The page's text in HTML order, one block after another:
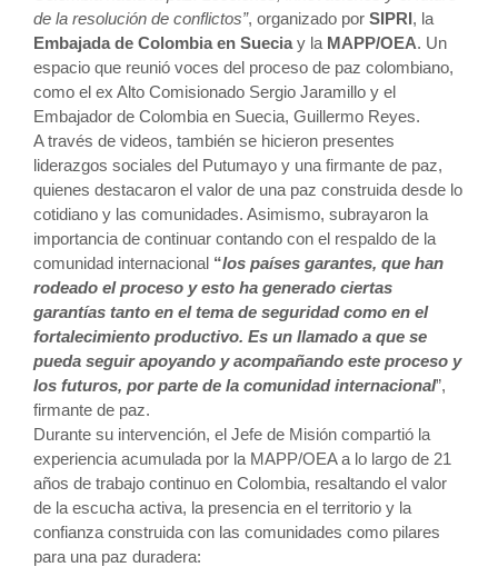
de la resolución de conflictos”, organizado por SIPRI, la
Embajada de Colombia en Sueciay la MAPP/OEA. Un
espacio que reunió voces del proceso de paz colombiano,
como el ex Alto Comisionado Sergio Jaramillo y el
Embajador de Colombia en Suecia, Guillermo Reyes.
A través de videos, también se hicieron presentes
liderazgos sociales del Putumayo y una firmante de paz,
quienes destacaron el valor de una paz construida desde lo
cotidiano y las comunidades. Asimismo, subrayaron la
importancia de continuar contando con el respaldo de la
comunidad internacional “los países garantes, que han
rodeado el proceso y esto ha generado ciertas
garantías tanto en el tema de seguridad como en el
fortalecimiento productivo. Es un llamado a que se
pueda seguir apoyando y acompañando este proceso y
los futuros, por parte de la comunidad internacional”,
firmante de paz.
Durante su intervención, el Jefe de Misión compartió la
experiencia acumulada por la MAPP/OEA a lo largo de 21
años de trabajo continuo en Colombia, resaltando el valor
de la escucha activa, la presencia en el territorio y la
confianza construida con las comunidades como pilares
para una paz duradera: